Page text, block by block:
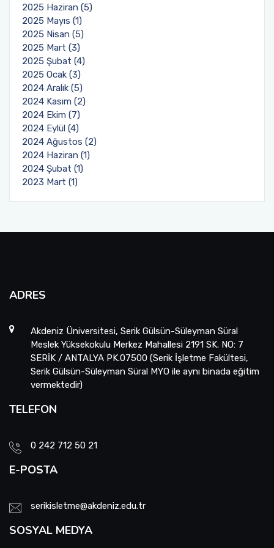
2025 Haziran (5)
2025 Mayıs (1)
2025 Nisan (5)
2025 Mart (3)
2025 Şubat (4)
2025 Ocak (3)
2024 Aralık (5)
2024 Kasım (2)
2024 Ekim (7)
2024 Eylül (4)
2024 Ağustos (2)
2024 Haziran (1)
2024 Şubat (1)
2023 Mart (1)
ADRES
Akdeniz Üniversitesi, Serik Gülsün-Süleyman Süral
Meslek Yüksekokulu Merkez Mahallesi 2191 SK. NO: 7
SERİK / ANTALYA PK.07500 (Serik İşletme Fakültesi,
Serik Gülsün-Süleyman Süral MYO ile aynı binada eğitim
vermektedir)
TELEFON
0 242 712 50 21
E-POSTA
serikisletme@akdeniz.edu.tr
SOSYAL MEDYA